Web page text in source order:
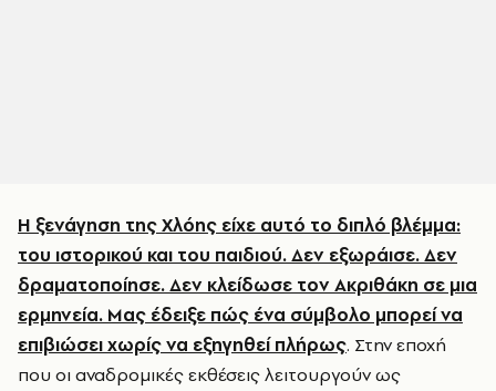
Η ξενάγηση της Χλόης είχε αυτό το διπλό βλέμμα:
του ιστορικού και του παιδιού. Δεν εξωράισε. Δεν
δραματοποίησε. Δεν κλείδωσε τον Ακριθάκη σε μια
ερμηνεία. Μας έδειξε πώς ένα σύμβολο μπορεί να
επιβιώσει χωρίς να εξηγηθεί πλήρως. Στην εποχή
που οι αναδρομικές εκθέσεις λειτουργούν ως